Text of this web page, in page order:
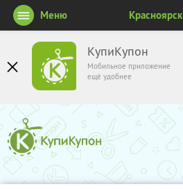
КупиКупон
Мобильное приложение
ещё удобнее
Меню Красноярск